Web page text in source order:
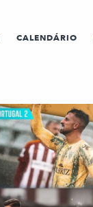
CALENDÁRIO